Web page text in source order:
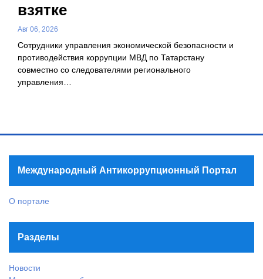
взятке
Авг 06, 2026
Сотрудники управления экономической безопасности и
противодействия коррупции МВД по Татарстану
совместно со следователями регионального
управления…
Международный Антикоррупционный Портал
О портале
Разделы
Новости